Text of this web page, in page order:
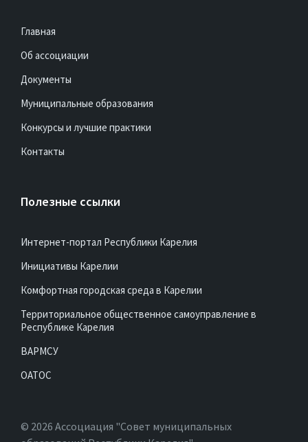
Главная
Об ассоциации
Документы
Муниципальные образования
Конкурсы и лучшие практики
Контакты
Полезные ссылки
Интернет-портал Республики Карелия
Инициативы Карелии
Комфортная городская среда в Карелии
Территориальное общественное самоуправление в
Республике Карелия
ВАРМСУ
ОАТОС
© 2026 Ассоциация "Совет муниципальных